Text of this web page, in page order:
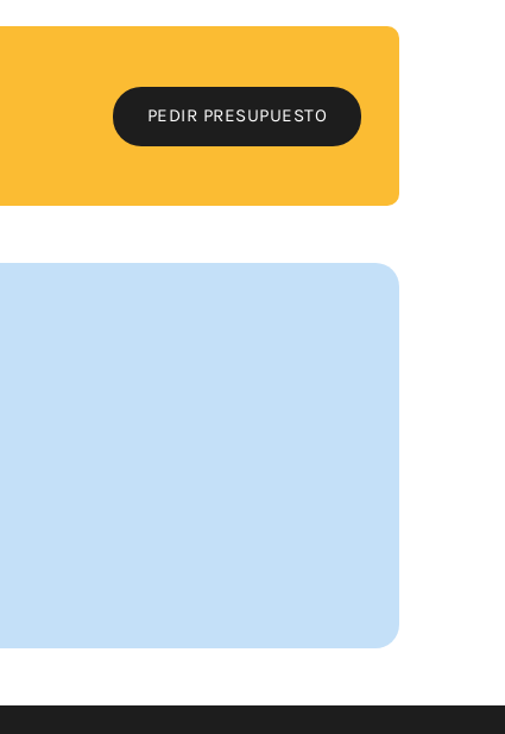
PEDIR PRESUPUESTO
PEDIR PRESUPUESTO